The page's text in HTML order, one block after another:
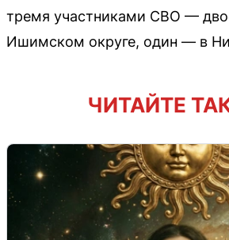
тремя участниками СВО —
Ишимском округе, один — в
ЧИТАЙТЕ